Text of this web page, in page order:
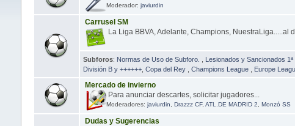
Moderador:javiurdin
Carrusel SM
La Liga BBVA, Adelante, Champions, NuestraLiga.....al
Subforos: Normas de Uso de Subforo. Lesionados y Sancionados 1ª
División B y ++++++, Copa del Rey Champions League Europe
Mercado de invierno
Para anunciar descartes, solicitar jugadores...
Moderadores:javiurdin ,Drazzz CF,ATL.DE MADRID 2 ,Monzó SS
Dudas y Sugerencias